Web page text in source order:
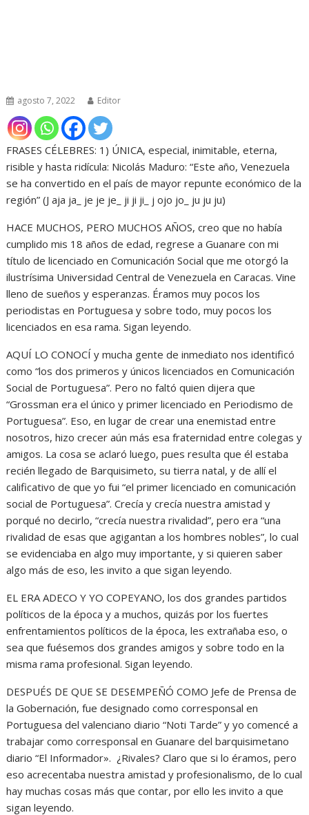
agosto 7, 2022 Editor
FRASES CÉLEBRES: 1) ÚNICA, especial, inimitable, eterna,
risible y hasta ridícula: Nicolás Maduro: “Este año, Venezuela
se ha convertido en el país de mayor repunte económico de la
región” (J aja ja_ je je je_ ji ji ji_ j ojo jo_ ju ju ju)
HACE MUCHOS, PERO MUCHOS AÑOS, creo que no había
cumplido mis 18 años de edad, regrese a Guanare con mi
título de licenciado en Comunicación Social que me otorgó la
ilustrísima Universidad Central de Venezuela en Caracas. Vine
lleno de sueños y esperanzas. Éramos muy pocos los
periodistas en Portuguesa y sobre todo, muy pocos los
licenciados en esa rama. Sigan leyendo.
AQUÍ LO CONOCÍ y mucha gente de inmediato nos identificó
como “los dos primeros y únicos licenciados en Comunicación
Social de Portuguesa”. Pero no faltó quien dijera que
“Grossman era el único y primer licenciado en Periodismo de
Portuguesa”. Eso, en lugar de crear una enemistad entre
nosotros, hizo crecer aún más esa fraternidad entre colegas y
amigos. La cosa se aclaró luego, pues resulta que él estaba
recién llegado de Barquisimeto, su tierra natal, y de allí el
calificativo de que yo fui “el primer licenciado en comunicación
social de Portuguesa”. Crecía y crecía nuestra amistad y
porqué no decirlo, “crecía nuestra rivalidad”, pero era “una
rivalidad de esas que agigantan a los hombres nobles”, lo cual
se evidenciaba en algo muy importante, y si quieren saber
algo más de eso, les invito a que sigan leyendo.
EL ERA ADECO Y YO COPEYANO, los dos grandes partidos
políticos de la época y a muchos, quizás por los fuertes
enfrentamientos políticos de la época, les extrañaba eso, o
sea que fuésemos dos grandes amigos y sobre todo en la
misma rama profesional. Sigan leyendo.
DESPUÉS DE QUE SE DESEMPEÑÓ COMO Jefe de Prensa de
la Gobernación, fue designado como corresponsal en
Portuguesa del valenciano diario “Noti Tarde” y yo comencé a
trabajar como corresponsal en Guanare del barquisimetano
diario “El Informador». ¿Rivales? Claro que si lo éramos, pero
eso acrecentaba nuestra amistad y profesionalismo, de lo cual
hay muchas cosas más que contar, por ello les invito a que
sigan leyendo.